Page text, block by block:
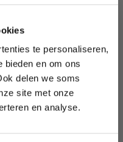
te personaliseren,
bieden en om ons
delen we soms
site met onze
en analyse.
producten,
evenementen,
meer.
direct